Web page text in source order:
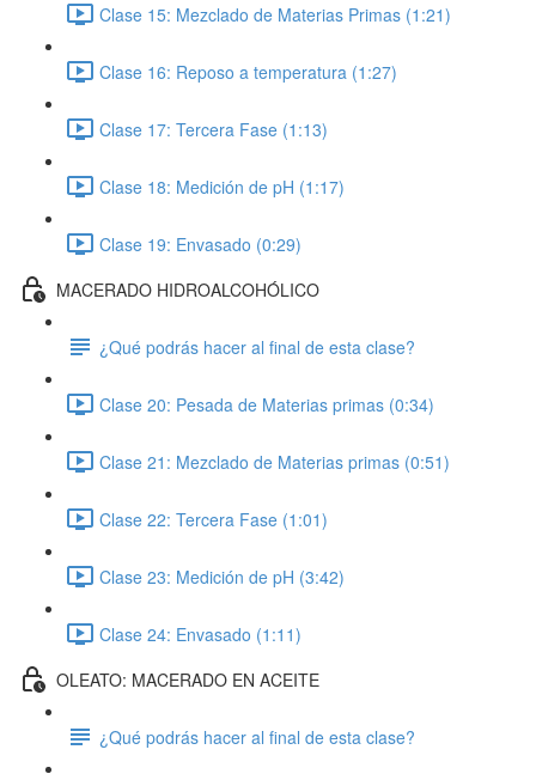
Clase 15: Mezclado de Materias Primas (1:21)
Clase 16: Reposo a temperatura (1:27)
Clase 17: Tercera Fase (1:13)
Clase 18: Medición de pH (1:17)
Clase 19: Envasado (0:29)
MACERADO HIDROALCOHÓLICO
¿Qué podrás hacer al final de esta clase?
Clase 20: Pesada de Materias primas (0:34)
Clase 21: Mezclado de Materias primas (0:51)
Clase 22: Tercera Fase (1:01)
Clase 23: Medición de pH (3:42)
Clase 24: Envasado (1:11)
OLEATO: MACERADO EN ACEITE
¿Qué podrás hacer al final de esta clase?